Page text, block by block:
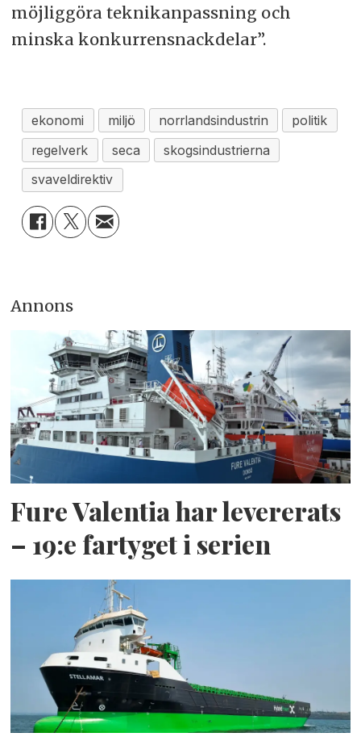
möjliggöra teknikanpassning och
minska konkurrensnackdelar”.
ekonomi miljö norrlandsindustrin
politik
regelverk
seca
skogsindustrierna
svaveldirektiv
Annons
Fure Valentia har levererats
– 19:e fartyget i serien